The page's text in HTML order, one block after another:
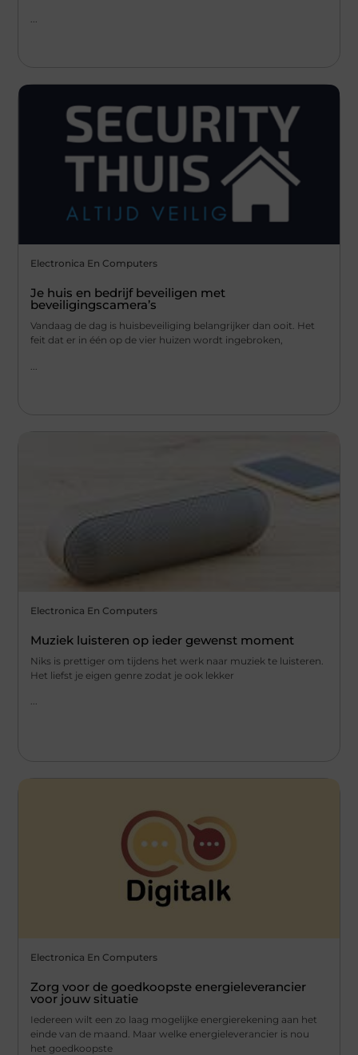
...
Electronica En Computers
Je huis en bedrijf beveiligen met
beveiligingscamera’s
Vandaag de dag is huisbeveiliging belangrijker dan ooit. Het
feit dat er in één op de vier huizen wordt ingebroken,
Electronica En Computers
Muziek luisteren op ieder gewenst moment
Niks is prettiger om tijdens het werk naar muziek te luisteren.
Het liefst je eigen genre zodat je ook lekker
Electronica En Computers
Zorg voor de goedkoopste energieleverancier
voor jouw situatie
Iedereen wilt een zo laag mogelijke energierekening aan het
einde van de maand. Maar welke energieleverancier is nou
het goedkoopste